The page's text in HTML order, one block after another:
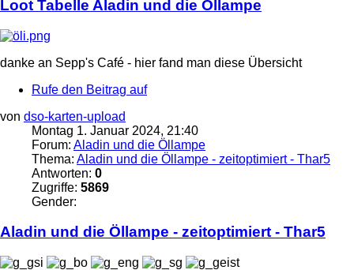
Loot Tabelle Aladin und die Öllampe
danke an Sepp's Café - hier fand man diese Übersicht
Rufe den Beitrag auf
von dso-karten-upload
Montag 1. Januar 2024, 21:40
Forum: Aladin und die Öllampe
Thema: Aladin und die Öllampe - zeitoptimiert - Thar5
Antworten: 0
Zugriffe: 5869
Gender:
Aladin und die Öllampe - zeitoptimiert - Thar5